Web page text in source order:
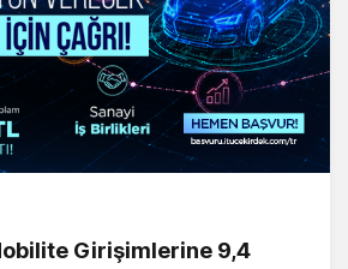
Girişimlerine 9,4